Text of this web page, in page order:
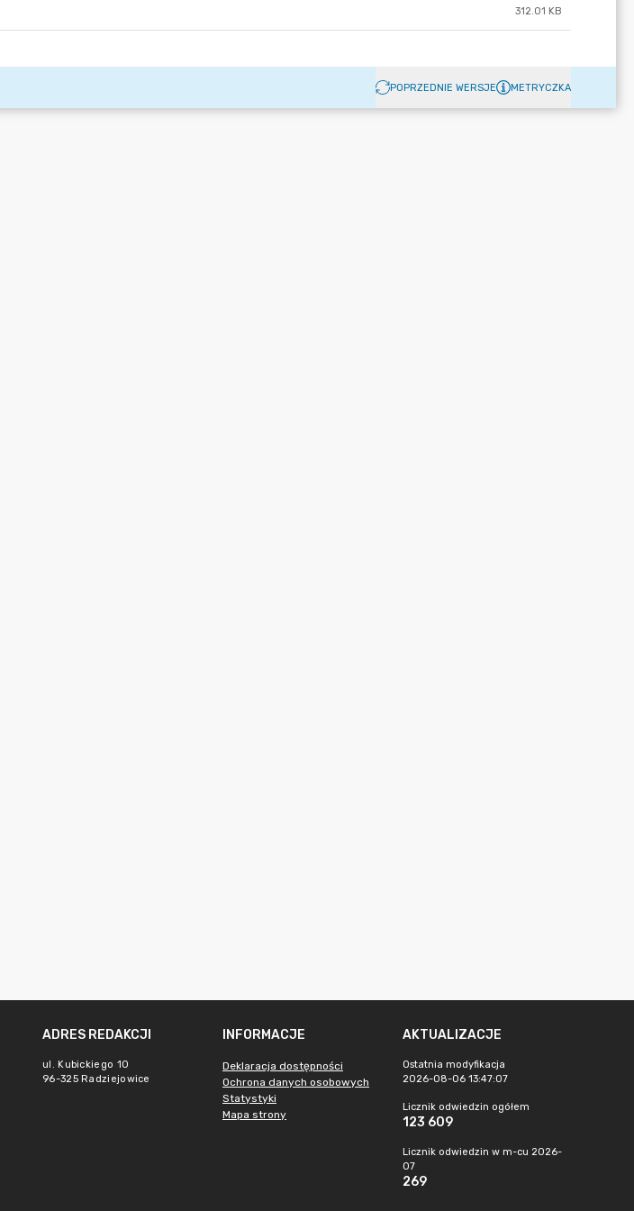
312.01 KB
POPRZEDNIE WERSJE METRYCZKA
ADRES REDAKCJI
ul. Kubickiego 10
96-325 Radziejowice
INFORMACJE
Deklaracja dostępności
Ochrona danych osobowych
Statystyki
Mapa strony
AKTUALIZACJE
Ostatnia modyfikacja
2026-08-06 13:47:07
Licznik odwiedzin ogółem
123 609
Licznik odwiedzin w m-cu 2026-
07
269